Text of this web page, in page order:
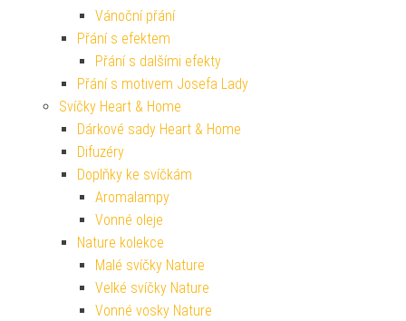
Vánoční přání
Přání s efektem
Přání s dalšími efekty
Přání s motivem Josefa Lady
Svíčky Heart & Home
Dárkové sady Heart & Home
Difuzéry
Doplňky ke svíčkám
Aromalampy
Vonné oleje
Nature kolekce
Malé svíčky Nature
Velké svíčky Nature
Vonné vosky Nature